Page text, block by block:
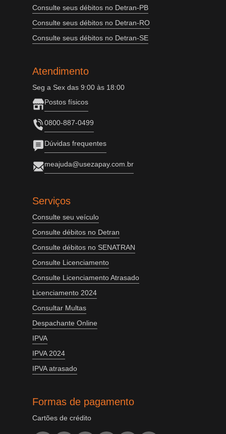
Consulte seus débitos no Detran-PB
Consulte seus débitos no Detran-RO
Consulte seus débitos no Detran-SE
Atendimento
Seg a Sex das 9:00 às 18:00
Postos físicos
0800-887-0499
Dúvidas frequentes
meajuda@usezapay.com.br
Serviços
Consulte seu veículo
Consulte débitos no Detran
Consulte débitos no SENATRAN
Consulte Licenciamento
Consulte Licenciamento Atrasado
Licenciamento 2024
Consultar Multas
Despachante Online
IPVA
IPVA 2024
IPVA atrasado
Formas de pagamento
Cartões de crédito